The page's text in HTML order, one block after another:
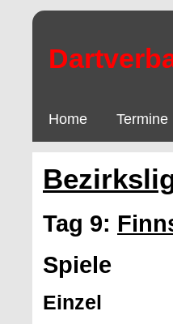
Home Termine
Tag 9:
Spiele
Einzel